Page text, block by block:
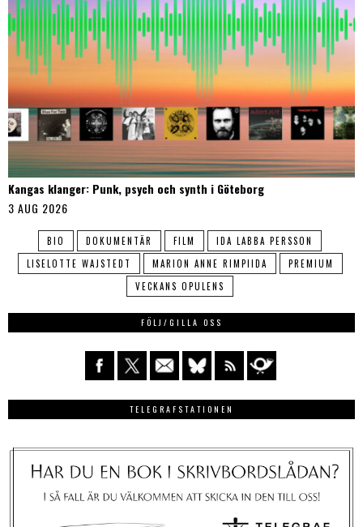
Kangas klanger: Punk, psych och synth i Göteborg
3 AUG 2026
BIO DOKUMENTÄR FILM
IDA LABBA PERSSON
LISELOTTE WAJSTEDT
MARION ANNE RIMPIIDA
PREMIUM
VECKANS OPULENS
FÖLJ/GILLA OSS
TELEGRAFSTATIONEN